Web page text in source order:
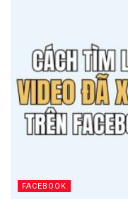
FACEBOOK